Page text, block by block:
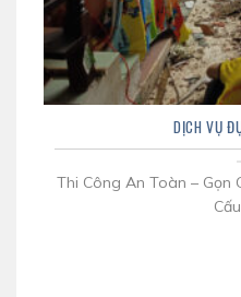
DỊCH VỤ
Thi Công An Toàn – Gọn